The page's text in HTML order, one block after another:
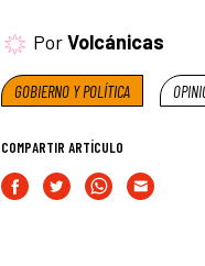
PorVolcánicas
GOBIERNO Y POLÍTICA
COMPARTIR ARTÍCULO